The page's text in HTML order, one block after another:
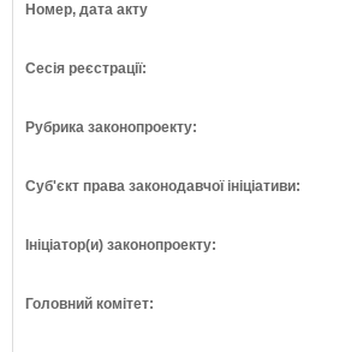
Номер, дата акту
Сесія реєстрації:
Рубрика законопроекту:
Суб'єкт права законодавчої ініціативи:
Ініціатор(и) законопроекту:
Головний комітет: